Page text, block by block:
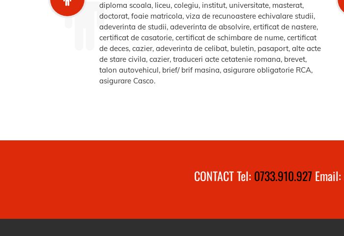
diploma scoala, liceu, colegiu, institut, universitate, masterat,
doctorat, foaie matricola, viza de recunoastere echivalare studii,
adeverinta de studii, adeverinta de absolvire, ertificat de nastere,
certificat de casatorie, certificat de schimbare de nume, certificat
de deces, cazier, adeverinta de celibat, buletin, pasaport, alte acte
de stare civila, cazier, traduceri acte cetatenie romana, brevet,
talon autovehicul, brief/ brif masina, asigurare obligatorie RCA,
asigurare Casco.
CONTACT Tel: 0733.910.927Email: